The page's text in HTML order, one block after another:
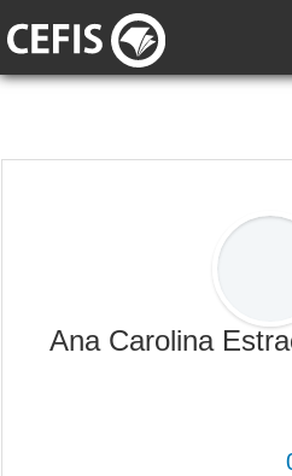
Ana Carolina